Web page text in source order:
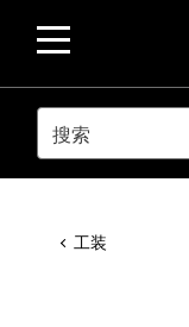
SEARCH
工装